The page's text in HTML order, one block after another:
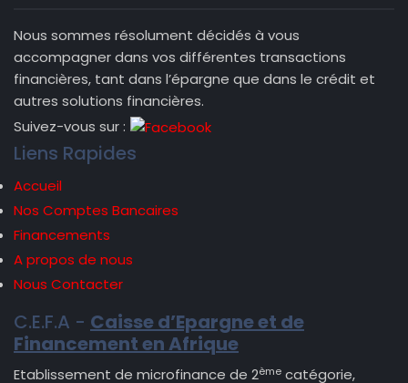
Nous sommes résolument décidés à vous
accompagner dans vos différentes transactions
financières, tant dans l’épargne que dans le crédit et
autres solutions financières.
Suivez-vous sur :
Liens Rapides
Accueil
Nos Comptes Bancaires
Financements
A propos de nous
Nous Contacter
C.E.F.A - Caisse d’Epargne et de
Financement en Afrique
Etablissement de microfinance de 2ème catégorie,